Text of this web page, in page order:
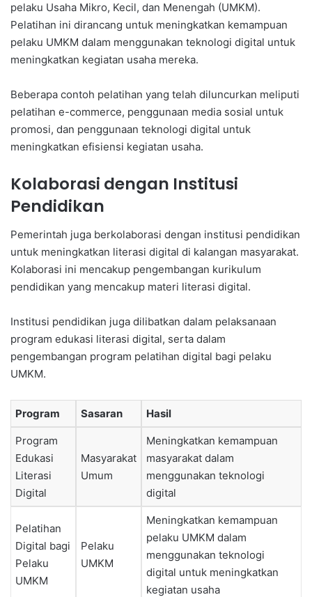
pelaku Usaha Mikro, Kecil, dan Menengah (UMKM).
Pelatihan ini dirancang untuk meningkatkan kemampuan
pelaku UMKM dalam menggunakan teknologi digital untuk
meningkatkan kegiatan usaha mereka.
Beberapa contoh pelatihan yang telah diluncurkan meliputi
pelatihan e-commerce, penggunaan media sosial untuk
promosi, dan penggunaan teknologi digital untuk
meningkatkan efisiensi kegiatan usaha.
Kolaborasi dengan Institusi
Pendidikan
Pemerintah juga berkolaborasi dengan institusi pendidikan
untuk meningkatkan literasi digital di kalangan masyarakat.
Kolaborasi ini mencakup pengembangan kurikulum
pendidikan yang mencakup materi literasi digital.
Institusi pendidikan juga dilibatkan dalam pelaksanaan
program edukasi literasi digital, serta dalam
pengembangan program pelatihan digital bagi pelaku
UMKM.
Program Sasaran Hasil
Program
Edukasi
Literasi
Digital
Masyarakat
Umum
Meningkatkan kemampuan
masyarakat dalam
menggunakan teknologi
digital
Pelatihan
Digital bagi
Pelaku
UMKM
Pelaku
UMKM
Meningkatkan kemampuan
pelaku UMKM dalam
menggunakan teknologi
digital untuk meningkatkan
kegiatan usaha